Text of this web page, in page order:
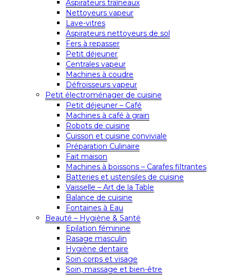
Aspirateurs traîneaux
Nettoyeurs vapeur
Lave-vitres
Aspirateurs nettoyeurs de sol
Fers à repasser
Petit déjeuner
Centrales vapeur
Machines à coudre
Défroisseurs vapeur
Petit électroménager de cuisine
Petit déjeuner – Café
Machines à café à grain
Robots de cuisine
Cuisson et cuisine conviviale
Préparation Culinaire
Fait maison
Machines à boissons – Carafes filtrantes
Batteries et ustensiles de cuisine
Vaisselle – Art de la Table
Balance de cuisine
Fontaines à Eau
Beauté – Hygiène & Santé
Epilation féminine
Rasage masculin
Hygiène dentaire
Soin corps et visage
Soin, massage et bien-être